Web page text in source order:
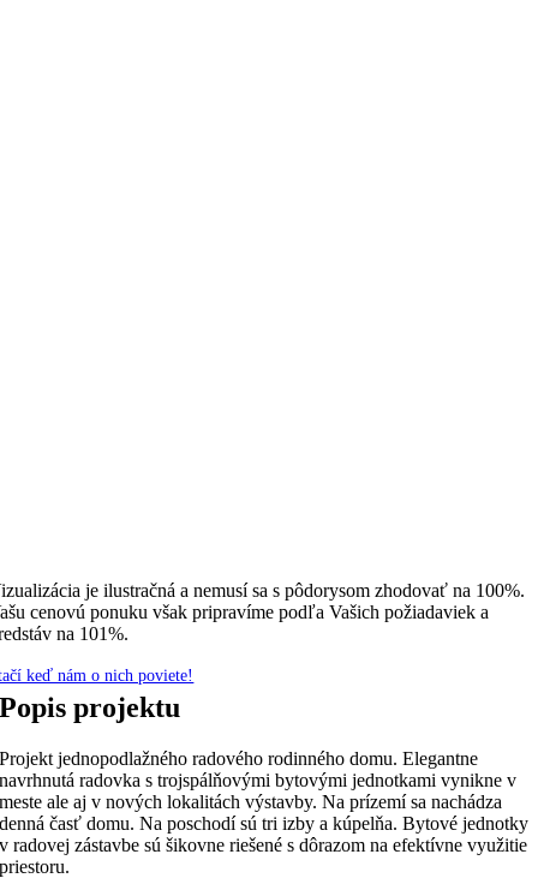
je ilustračná a nemusí sa s pôdorysom zhodovať na 100%.
cenovú ponuku však pripravíme podľa Vašich požiadaviek a
na 101%.
keď nám o nich poviete!
Popis projektu
Projekt jednopodlažného radového rodinného domu. Elegantne
navrhnutá radovka s trojspálňovými bytovými jednotkami vynikne v
meste ale aj v nových lokalitách výstavby. Na prízemí sa nachádza
denná časť domu. Na poschodí sú tri izby a kúpelňa. Bytové jednotky
v radovej zástavbe sú šikovne riešené s dôrazom na efektívne využitie
priestoru.